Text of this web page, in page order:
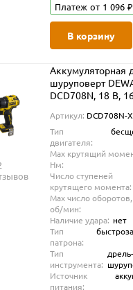
Платеж от 1 096 ₽
В корзину
Аккумуляторная
шуруповерт
DCD708N, 18 В,
(DCD708N-XJ)
Артикул: DCD708N-
Тип
двигателя:
Max крутящий
Нм:
Число ступеней
крутящего момента:
Max число оборотов,
об/мин:
Наличие удара: нет
Тип
патрона:
Тип
инструмента:
дрель-
Источник
питания: